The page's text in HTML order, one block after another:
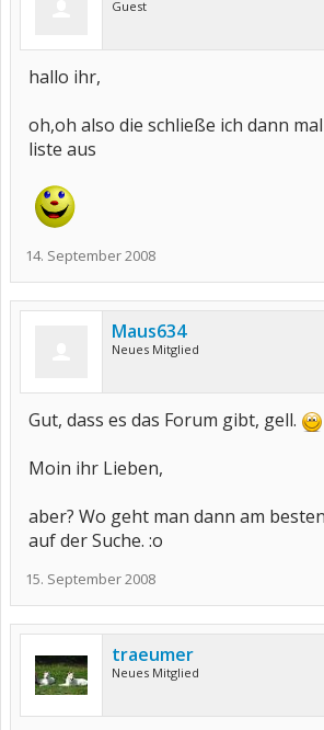
Guest
hallo ihr,
oh,oh also die schließe ich dann
liste aus
14. September 2008
Maus634
Neues Mitglied
Gut, dass es das Forum gibt, gell.
Moin ihr Lieben,
aber? Wo geht man dann am
auf der Suche. :o
15. September 2008
traeumer
Neues Mitglied